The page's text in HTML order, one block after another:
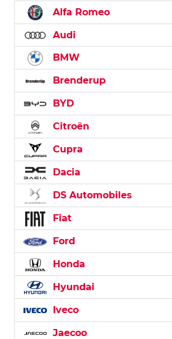
Alfa Romeo
Audi
BMW
Brenderup
BYD
Citroën
Cupra
Dacia
DS Automobiles
Fiat
Ford
Honda
Hyundai
Iveco
Jaecoo